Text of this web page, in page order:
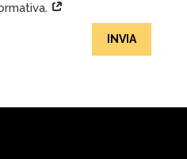
INVIA